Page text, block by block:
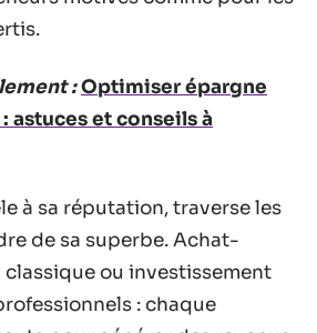
:Optimiser épargne
astuces et conseils à
à sa réputation, traverse les
de sa superbe. Achat-
ou investissement
: chaque